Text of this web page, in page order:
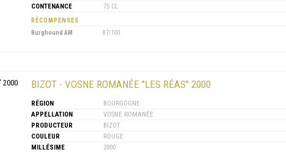
CONTENANCE
75 CL
RÉCOMPENSES
Burghound AM
87/100
BIZOT - VOSNE ROMANÉE "LES RÉAS" 2000
RÉGION
BOURGOGNE
APPELLATION
VOSNE ROMANÉE
PRODUCTEUR
BIZOT
COULEUR
ROUGE
MILLÉSIME
2000